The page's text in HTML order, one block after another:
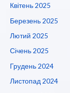
Квітень 2025
Березень 2025
Лютий 2025
Січень 2025
Грудень 2024
Листопад 2024